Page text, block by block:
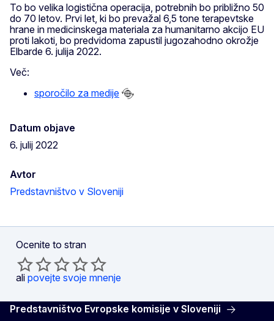
To bo velika logistična operacija, potrebnih bo približno 50
do 70 letov. Prvi let, ki bo prevažal 6,5 tone terapevtske
hrane in medicinskega materiala za humanitarno akcijo EU
proti lakoti, bo predvidoma zapustil jugozahodno okrožje
Elbarde 6. julija 2022.
Več:
sporočilo za medije
Datum objave
6. julij 2022
Avtor
Predstavništvo v Sloveniji
Ocenite to stran
ali povejte svoje mnenje
Predstavništvo Evropske komisije v Sloveniji